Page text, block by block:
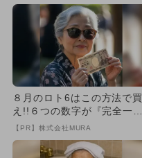
８月のロト6はこの方法で買
え!!６つの数字が『完全一
致』する方法
【PR】株式会社MURA